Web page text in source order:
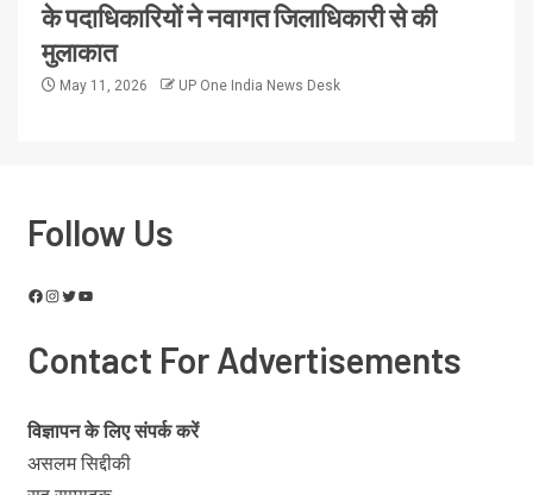
के पदाधिकारियों ने नवागत जिलाधिकारी से की
मुलाकात
May 11, 2026 UP One India News Desk
Follow Us
Contact For Advertisements
विज्ञापन के लिए संपर्क करें
असलम सिद्दीकी